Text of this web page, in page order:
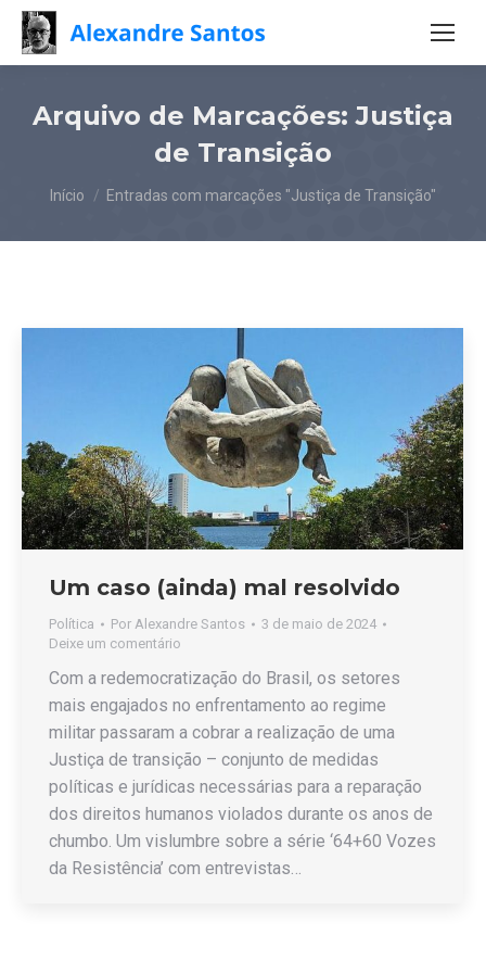
Arquivo de Marcações:Justiça
de Transição
Você está aqui:
Início Entradas com marcações "Justiça de Transição"
Um caso (ainda) mal resolvido
Política Por Alexandre Santos
3 de maio de 2024
Deixe um comentário
Com a redemocratização do Brasil, os setores
mais engajados no enfrentamento ao regime
militar passaram a cobrar a realização de uma
Justiça de transição – conjunto de medidas
políticas e jurídicas necessárias para a reparação
dos direitos humanos violados durante os anos de
chumbo. Um vislumbre sobre a série ‘64+60 Vozes
da Resistência’ com entrevistas…